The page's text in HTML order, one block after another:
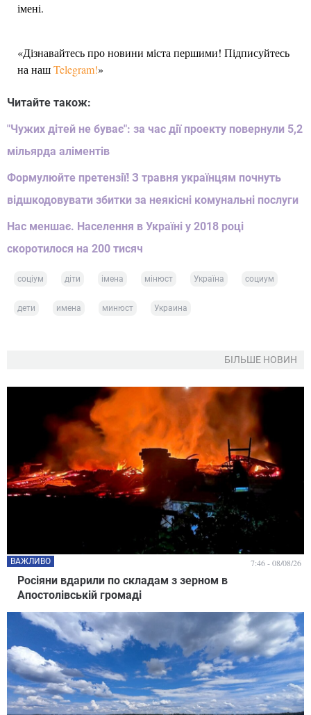
імені.
«Дізнавайтесь про новини міста першими! Підписуйтесь
на нашTelegram!»
Читайте також:
"Чужих дітей не буває": за час дії проекту повернули 5,2
мільярда аліментів
Формулюйте претензії! З травня українцям почнуть
відшкодовувати збитки за неякісні комунальні послуги
Нас меншає. Населення в Україні у 2018 році
скоротилося на 200 тисяч
соціум діти імена мінюст Україна социум
дети имена минюст Украина
БІЛЬШЕ НОВИН
Росіяни вдарили по складам з зерном в
Апостолівській громаді
ВАЖЛИВО 7:46 - 08/08/26